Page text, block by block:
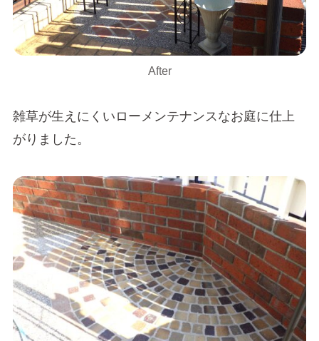
After
雑草が生えにくいローメンテナンスなお庭に仕上
がりました。